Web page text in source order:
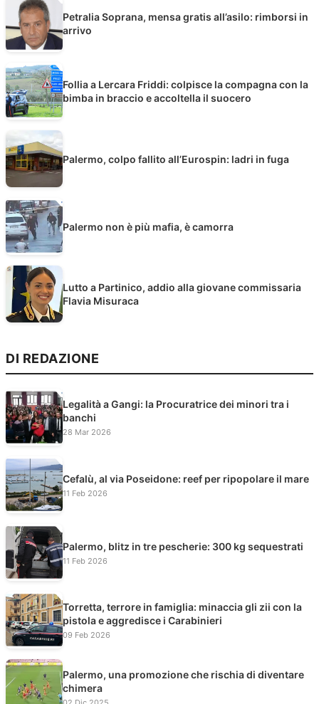
Petralia Soprana, mensa gratis all’asilo: rimborsi in
arrivo
Follia a Lercara Friddi: colpisce la compagna con la
bimba in braccio e accoltella il suocero
Palermo, colpo fallito all’Eurospin: ladri in fuga
Palermo non è più mafia, è camorra
Lutto a Partinico, addio alla giovane commissaria
Flavia Misuraca
DI REDAZIONE
Legalità a Gangi: la Procuratrice dei minori tra i
banchi
28 Mar 2026
Cefalù, al via Poseidone: reef per ripopolare il mare
11 Feb 2026
Palermo, blitz in tre pescherie: 300 kg sequestrati
11 Feb 2026
Torretta, terrore in famiglia: minaccia gli zii con la
pistola e aggredisce i Carabinieri
09 Feb 2026
Palermo, una promozione che rischia di diventare
chimera